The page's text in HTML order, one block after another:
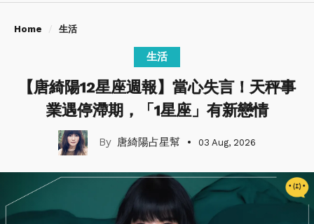
Home 生活
生活
【唐綺陽12星座週報】當心失言！天秤事
業遇停滯期，「1星座」有新戀情
唐綺陽占星幫 03 Aug, 2026